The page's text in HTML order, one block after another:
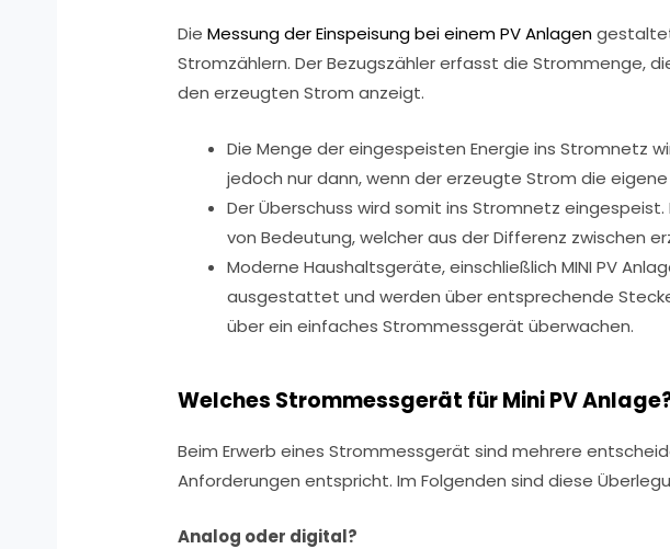
DieMessung der Einspeisung bei einem PV Anlagen
Stromzählern. Der Bezugszähler erfasst die Strommenge,
den erzeugten Strom anzeigt.
Die Menge der eingespeisten Energie ins Stromnetz
jedoch nur dann, wenn der erzeugte Strom die
Der Überschuss wird somit ins Stromnetz
von Bedeutung, welcher aus der Differenz zwischen
Moderne Haushaltsgeräte, einschließlich MINI PV
ausgestattet und werden über entsprechende
über ein einfaches Strommessgerät überwachen.
Welches Strommessgerät für Mini PV
Beim Erwerb eines Strommessgerät sind mehrere
Anforderungen entspricht. Im Folgenden sind diese
Analog oder digital?